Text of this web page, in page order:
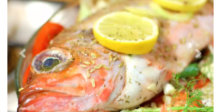
Précédent